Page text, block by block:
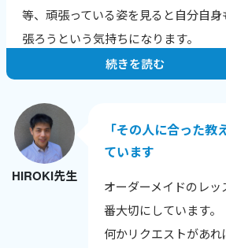
るので、自分の頑張り
ーションにつながって
等、頑張っている姿を見ると自分自身
張ろうという気持ちになります。
続きを読む
HIROKI先生
「その人に合った
ています
オーダーメイドのレ
番大切にしています。
何かリクエストがあ